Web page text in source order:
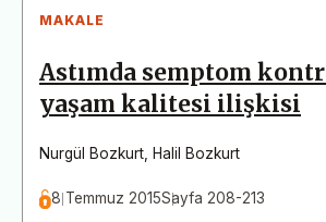
MAKALE
Astımda semptom
yaşam kalitesi ilişkisi
Nurgül Bozkurt Halil Bozkurt
8 Temmuz 2015Sayfa 208-213